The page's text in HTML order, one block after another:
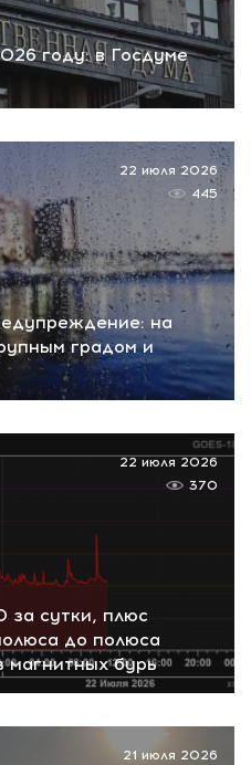
году: в Госдуме
на
градом и
22 июля 2026
445
за сутки, плюс
до полюса
магнитных бурь
22 июля 2026
370
21 июля 2026